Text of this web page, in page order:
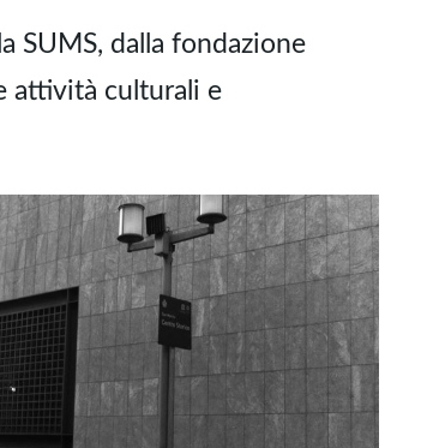
SUMS, dalla fondazione
attività culturali e